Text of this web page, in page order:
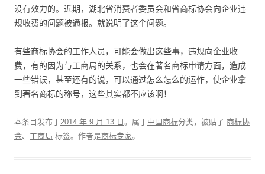
没有效力的。近期，湖北省消费者委员会和省商标协会向企业违
规收费的问题被通报。就说明了这个问题。
有些商标协会的工作人员，可能会做出这些事，违规向企业收
费，有的因为与工商局的关系，也会在著名商标申请方面，造成
一些错误，甚至还有的说，可以通过怎么怎么的运作，使企业拿
到著名商标的称号，这些其实都不应该啊！
本条目发布于2014 年 9 月 13 日 。属于中国商标分类，被贴了 商标协
会、 工商局 标签。 作者是商标专家。